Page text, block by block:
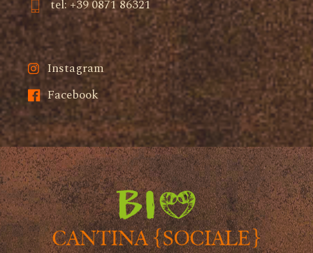
tel: +39 0871 86321
Instagram
Facebook